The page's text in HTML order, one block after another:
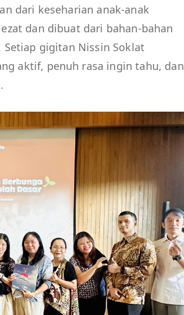
dari keseharian anak-anak
dan dibuat dari bahan-bahan
gigitan Nissin Soklat
aktif, penuh rasa ingin tahu, dan